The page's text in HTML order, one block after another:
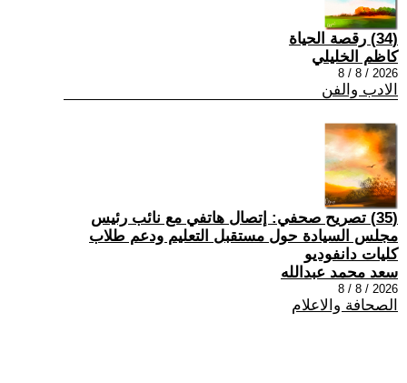
(34) رقصة الحياة
كاظم الخليلي
2026 / 8 / 8
الادب والفن
(35) تصريح صحفي: إتصال هاتفي مع نائب رئيس
مجلس السيادة حول مستقبل التعليم ودعم طلاب
كليات دانفوديو
سعد محمد عبدالله
2026 / 8 / 8
الصحافة والاعلام